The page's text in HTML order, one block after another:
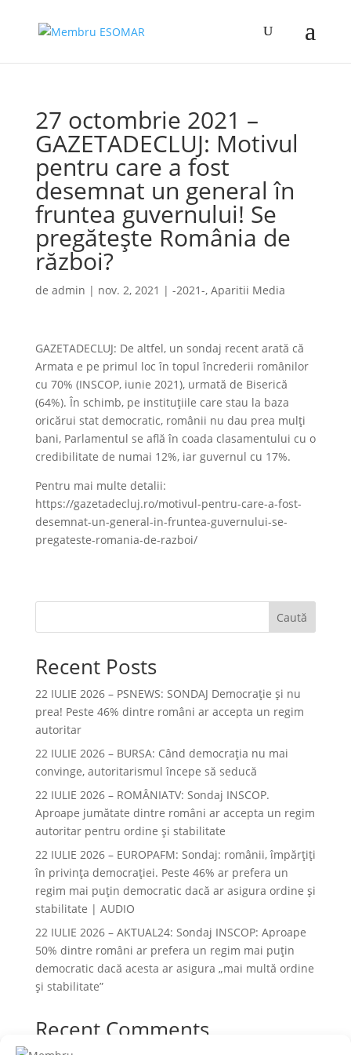
27 octombrie 2021 –
GAZETADECLUJ: Motivul
pentru care a fost
desemnat un general în
fruntea guvernului! Se
pregătește România de
război?
de admin | nov. 2, 2021 | -2021-, Aparitii Media
GAZETADECLUJ: De altfel, un sondaj recent arată că
Armata e pe primul loc în topul încrederii românilor
cu 70% (INSCOP, iunie 2021), urmată de Biserică
(64%). În schimb, pe instituțiile care stau la baza
oricărui stat democratic, românii nu dau prea mulți
bani, Parlamentul se află în coada clasamentului cu o
credibilitate de numai 12%, iar guvernul cu 17%.
Pentru mai multe detalii:
https://gazetadecluj.ro/motivul-pentru-care-a-fost-
desemnat-un-general-in-fruntea-guvernului-se-
pregateste-romania-de-razboi/
Caută
Recent Posts
22 IULIE 2026 – PSNEWS: SONDAJ Democrație și nu
prea! Peste 46% dintre români ar accepta un regim
autoritar
22 IULIE 2026 – BURSA: Când democraţia nu mai
convinge, autoritarismul începe să seducă
22 IULIE 2026 – ROMÂNIATV: Sondaj INSCOP.
Aproape jumătate dintre români ar accepta un regim
autoritar pentru ordine și stabilitate
22 IULIE 2026 – EUROPAFM: Sondaj: românii, împărțiți
în privința democrației. Peste 46% ar prefera un
regim mai puțin democratic dacă ar asigura ordine și
stabilitate | AUDIO
22 IULIE 2026 – AKTUAL24: Sondaj INSCOP: Aproape
50% dintre români ar prefera un regim mai puțin
democratic dacă acesta ar asigura „mai multă ordine
și stabilitate”
Recent Comments